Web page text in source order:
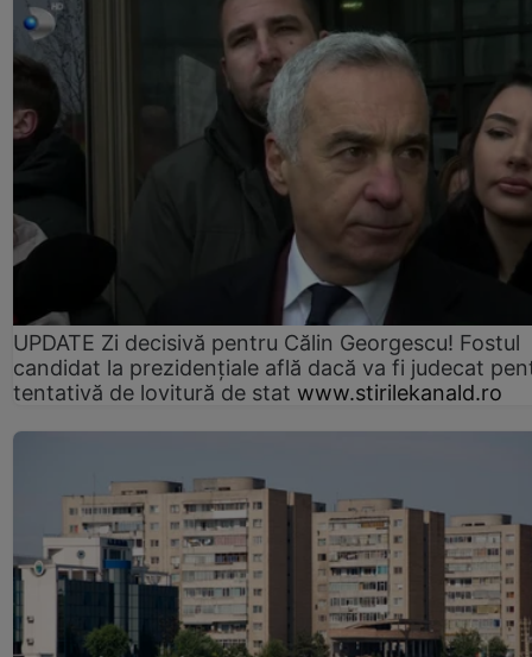
UPDATE Zi decisivă pentru Călin Georgescu! Fostul
candidat la prezidențiale află dacă va fi judecat
tentativă de lovitură de stat www.stirilekanald.ro